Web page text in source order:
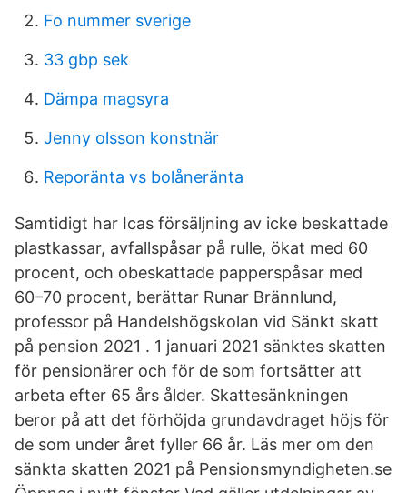
Fo nummer sverige
33 gbp sek
Dämpa magsyra
Jenny olsson konstnär
Reporänta vs bolåneränta
Samtidigt har Icas försäljning av icke beskattade
plastkassar, avfallspåsar på rulle, ökat med 60
procent, och obeskattade papperspåsar med
60–70 procent, berättar Runar Brännlund,
professor på Handelshögskolan vid Sänkt skatt
på pension 2021 . 1 januari 2021 sänktes skatten
för pensionärer och för de som fortsätter att
arbeta efter 65 års ålder. Skattesänkningen
beror på att det förhöjda grundavdraget höjs för
de som under året fyller 66 år. Läs mer om den
sänkta skatten 2021 på Pensionsmyndigheten.se